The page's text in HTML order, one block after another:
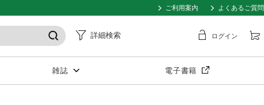
ご利用案内 よくあるご質問
詳細検索 ログイン
雑誌 電子書籍